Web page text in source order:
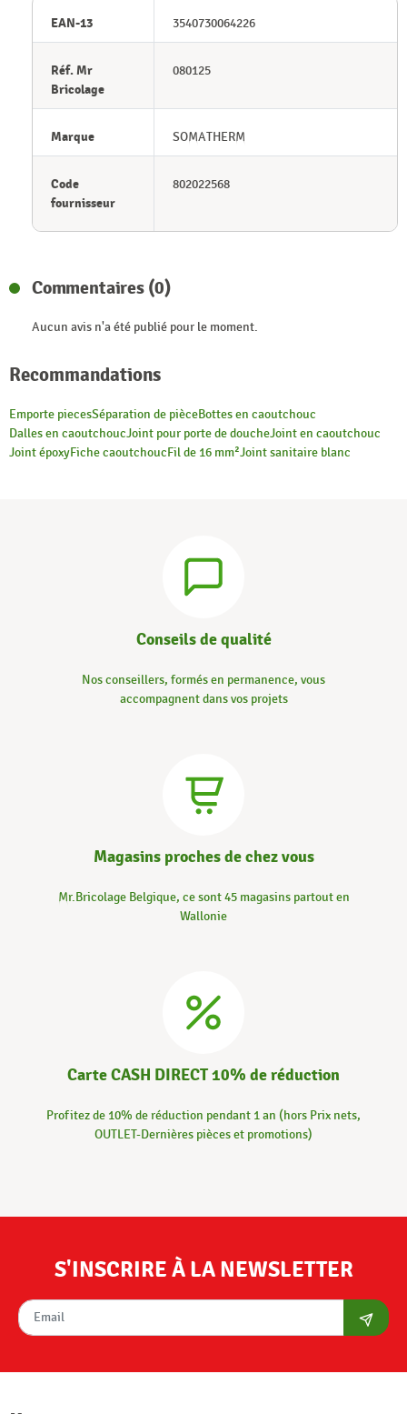
EAN-13 3540730064226
Réf. Mr
Bricolage
080125
Marque SOMATHERM
Code
fournisseur
802022568
Commentaires (0)
Aucun avis n'a été publié pour le moment.
Recommandations
Emporte piecesSéparation de pièceBottes en caoutchouc
Dalles en caoutchoucJoint pour porte de doucheJoint en caoutchouc
Joint époxyFiche caoutchoucFil de 16 mm²Joint sanitaire blanc
Conseils de qualité
Nos conseillers, formés en permanence, vous
accompagnent dans vos projets
Magasins proches de chez vous
Mr.Bricolage Belgique, ce sont 45 magasins partout en
Wallonie
Carte CASH DIRECT 10% de réduction
Profitez de 10% de réduction pendant 1 an (hors Prix nets,
OUTLET-Dernières pièces et promotions)
S'INSCRIRE À LA NEWSLETTER